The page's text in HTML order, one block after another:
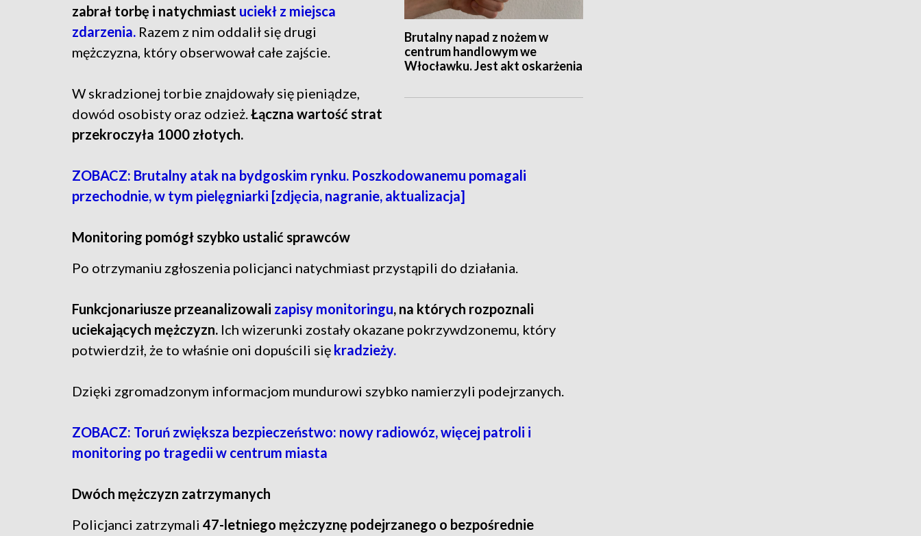
Brutalny napad z nożem w
centrum handlowym we
Włocławku. Jest akt oskarżenia
zabrał torbę i natychmiast uciekł z miejsca
zdarzenia. Razem z nim oddalił się drugi
mężczyzna, który obserwował całe zajście.
W skradzionej torbie znajdowały się pieniądze,
dowód osobisty oraz odzież.Łączna wartość strat
przekroczyła 1000 złotych.
ZOBACZ: Brutalny atak na bydgoskim rynku. Poszkodowanemu pomagali
przechodnie, w tym pielęgniarki [zdjęcia, nagranie, aktualizacja]
Monitoring pomógł szybko ustalić sprawców
Po otrzymaniu zgłoszenia policjanci natychmiast przystąpili do działania.
Funkcjonariusze przeanalizowali zapisy monitoringu, na których rozpoznali
uciekających mężczyzn. Ich wizerunki zostały okazane pokrzywdzonemu, który
potwierdził, że to właśnie oni dopuścili się kradzieży.
Dzięki zgromadzonym informacjom mundurowi szybko namierzyli podejrzanych.
ZOBACZ: Toruń zwiększa bezpieczeństwo: nowy radiowóz, więcej patroli i
monitoring po tragedii w centrum miasta
Dwóch mężczyzn zatrzymanych
Policjanci zatrzymali 47-letniego mężczyznę podejrzanego o bezpośrednie